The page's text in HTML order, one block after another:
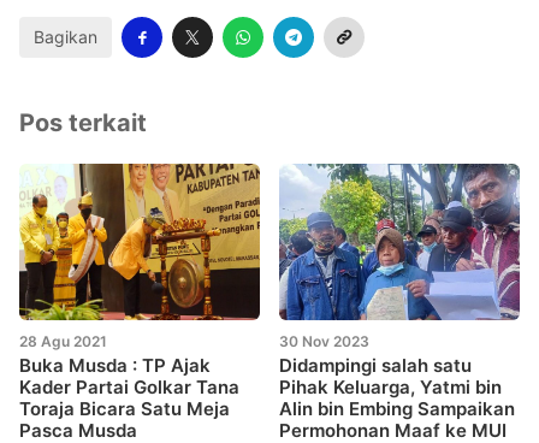
Bagikan
Pos terkait
28 Agu 2021
Buka Musda : TP Ajak
Kader Partai Golkar Tana
Toraja Bicara Satu Meja
Pasca Musda
30 Nov 2023
Didampingi salah satu
Pihak Keluarga, Yatmi bin
Alin bin Embing Sampaikan
Permohonan Maaf ke MUI